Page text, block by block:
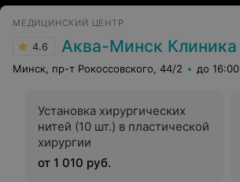
МЕДИЦИНСКИЙ ЦЕНТР
4.6 Аква-Минск Клиника
Минск, пр-т Рокоссовского, 44/2 до 16:00
Установка хирургических
нитей (10 шт.) в пластической
хирургии
от 1 010 руб.